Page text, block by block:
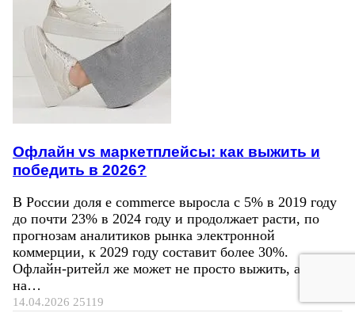
Офлайн vs маркетплейсы: как выжить и
победить в 2026?
В России доля e commerce выросла с 5% в 2019 году
до почти 23% в 2024 году и продолжает расти, по
прогнозам аналитиков рынка электронной
коммерции, к 2029 году составит более 30%.
Офлайн-ритейл же может не просто выжить, а расти
на…
14.04.2026 25119